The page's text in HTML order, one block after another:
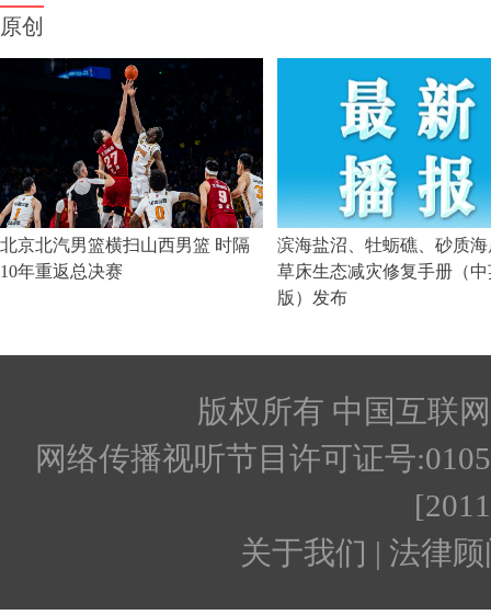
版权所有 中国互联
网络传播视听节目许可证号
关于我们 | 法律